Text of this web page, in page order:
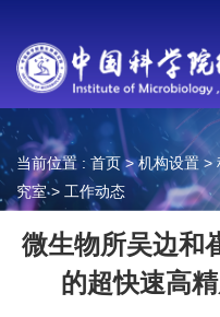
当前位置 : 首页>机构设置 >
究室> 工作动态
微生物所吴边和
的超快速高